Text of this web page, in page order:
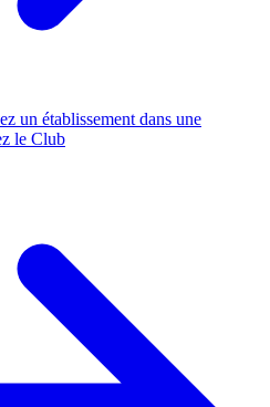
un établissement dans une
le Club